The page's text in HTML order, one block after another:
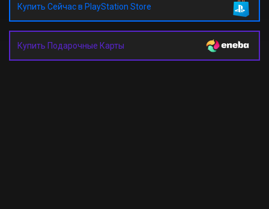
Купить Сейчас в PlayStation Store
Купить Подарочные Карты